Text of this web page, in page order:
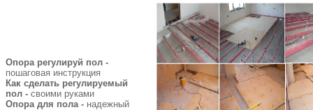
Опора регулируй пол -
пошаговая инструкция
Как сделать регулируемый
пол - своими руками
Опора для пола - надежный